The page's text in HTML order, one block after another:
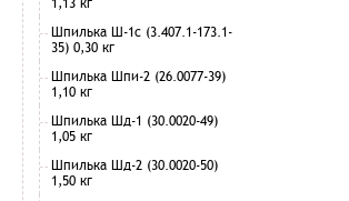
Шпилька Ш-1с (3.407.1-173.1-
35) 0,30 кг
Шпилька Шпи-2 (26.0077-39)
1,10 кг
Шпилька Шд-1 (30.0020-49)
1,05 кг
Шпилька Шд-2 (30.0020-50)
1,50 кг